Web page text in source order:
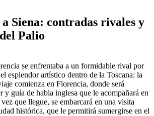
Siena: contradas rivales y
Palio
se enfrentaba a un formidable rival por
esplendor artístico dentro de la Toscana: la
comienza en Florencia, donde será
y guía de habla inglesa que le acompañará en
que llegue, se embarcará en una visita
histórica, que le permitirá sumergirse en el